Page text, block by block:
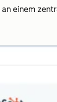
an einem